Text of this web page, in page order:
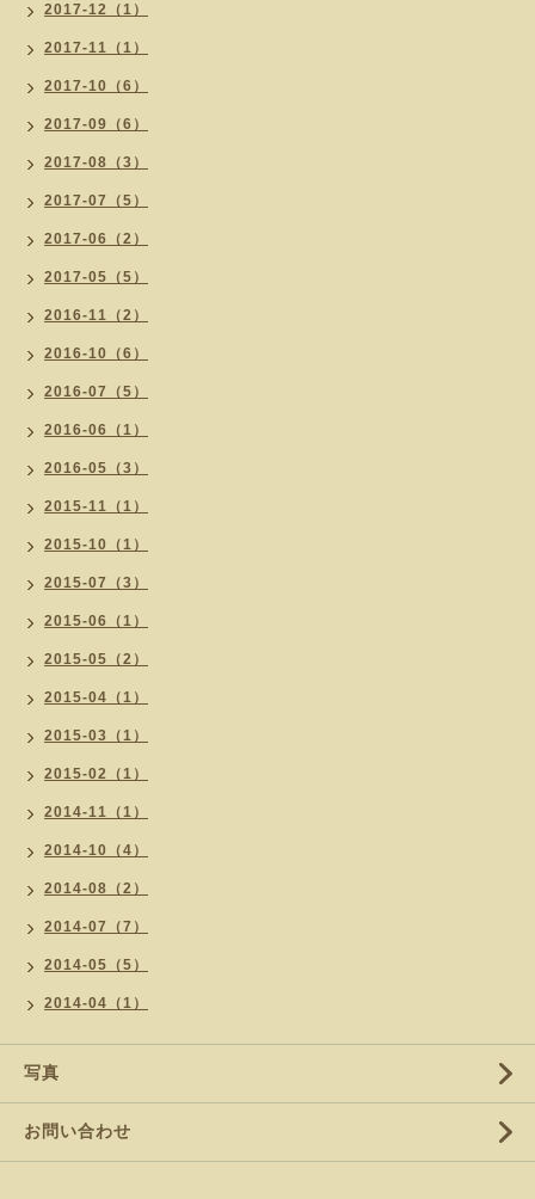
2017-12（1）
2017-11（1）
2017-10（6）
2017-09（6）
2017-08（3）
2017-07（5）
2017-06（2）
2017-05（5）
2016-11（2）
2016-10（6）
2016-07（5）
2016-06（1）
2016-05（3）
2015-11（1）
2015-10（1）
2015-07（3）
2015-06（1）
2015-05（2）
2015-04（1）
2015-03（1）
2015-02（1）
2014-11（1）
2014-10（4）
2014-08（2）
2014-07（7）
2014-05（5）
2014-04（1）
写真
お問い合わせ